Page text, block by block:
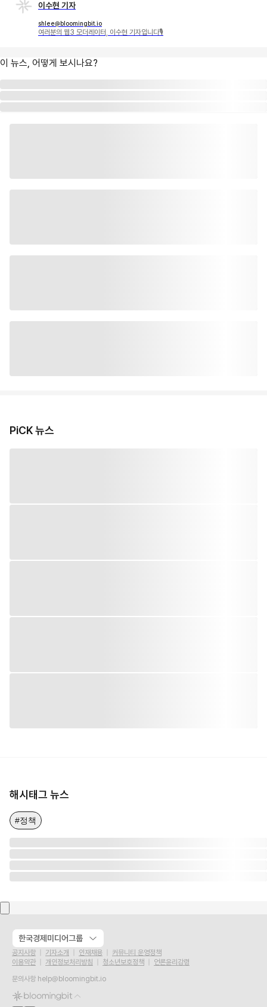
이수현 기자
shlee@bloomingbit.io
여러분의 웹3 모더레이터, 이수현 기자입니다🎙
이 뉴스, 어떻게 보시나요?
PiCK 뉴스
해시태그 뉴스
#정책
한국경제미디어그룹
공지사항 기자소개 인재채용
커뮤니티 운영정책
이용약관
개인정보처리방침 청소년보호정책
언론윤리강령
문의사항 help@bloomingbit.io